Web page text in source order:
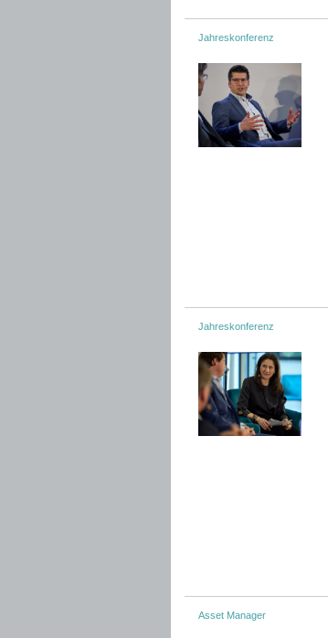
Jahreskonferenz
Jahreskonferenz
Asset Manager